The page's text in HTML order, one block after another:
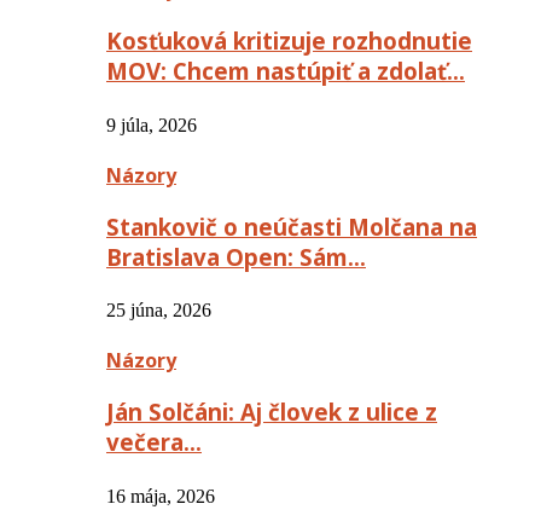
Kosťuková kritizuje rozhodnutie
MOV: Chcem nastúpiť a zdolať…
9 júla, 2026
Názory
Stankovič o neúčasti Molčana na
Bratislava Open: Sám…
25 júna, 2026
Názory
Ján Solčáni: Aj človek z ulice z
večera…
16 mája, 2026